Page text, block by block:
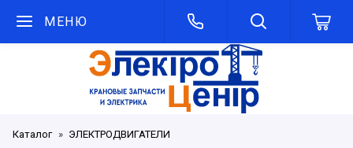
МЕНЮ
Каталог
ЭЛЕКТРОДВИГАТЕЛИ